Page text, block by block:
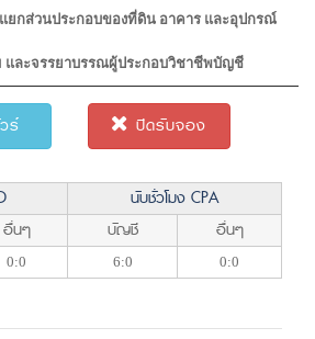
ยกส่วนประกอบของที่ดิน อาคาร และอุปกรณ์
และจรรยาบรรณผู้ประกอบวิชาชีพบัญชี
ร์ ปิดรับจอง
นับชั่วโมง CPA
อื่นๆ บัญชี อื่นๆ
0:0 6:0 0:0